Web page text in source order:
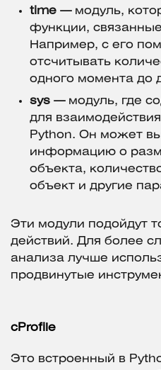
time —модуль,
функции,
Например, с его
отсчитывать
одного момента до
sys —модуль, где
для
Python. Он может
информацию о
объекта,
объект и другие
Эти модули подойдут
действий. Для более
анализа лучше
продвинутые
cProfile
Это встроенный в